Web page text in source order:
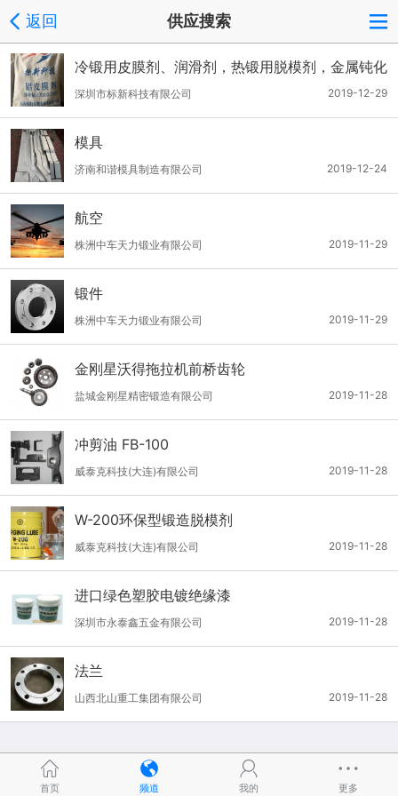
返回 供应搜索
冷锻用皮膜剂、润滑剂，热锻用脱模剂，金属钝化
剂
2019-12-29
深圳市标新科技有限公司
模具
2019-12-24
济南和谐模具制造有限公司
航空
2019-11-29
株洲中车天力锻业有限公司
锻件
2019-11-29
株洲中车天力锻业有限公司
金刚星沃得拖拉机前桥齿轮
2019-11-28
盐城金刚星精密锻造有限公司
冲剪油 FB-100
2019-11-28
威泰克科技(大连)有限公司
W-200环保型锻造脱模剂
2019-11-28
威泰克科技(大连)有限公司
进口绿色塑胶电镀绝缘漆
2019-11-28
深圳市永泰鑫五金有限公司
法兰
2019-11-28
山西北山重工集团有限公司
首页 频道 我的 更多